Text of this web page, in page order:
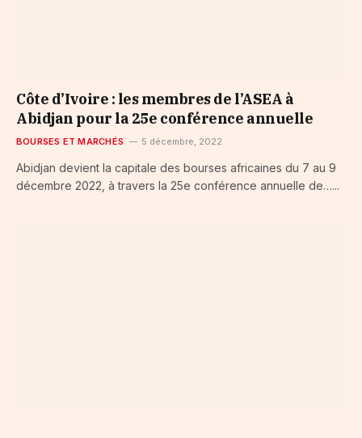
Côte d’Ivoire : les membres de l’ASEA à
Abidjan pour la 25e conférence annuelle
BOURSES ET MARCHÉS 5 décembre, 2022
Abidjan devient la capitale des bourses africaines du 7 au 9
décembre 2022, à travers la 25e conférence annuelle de…...